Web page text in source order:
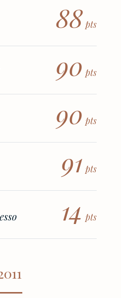
88 pts
90 pts
90 pts
91 pts
14 pts